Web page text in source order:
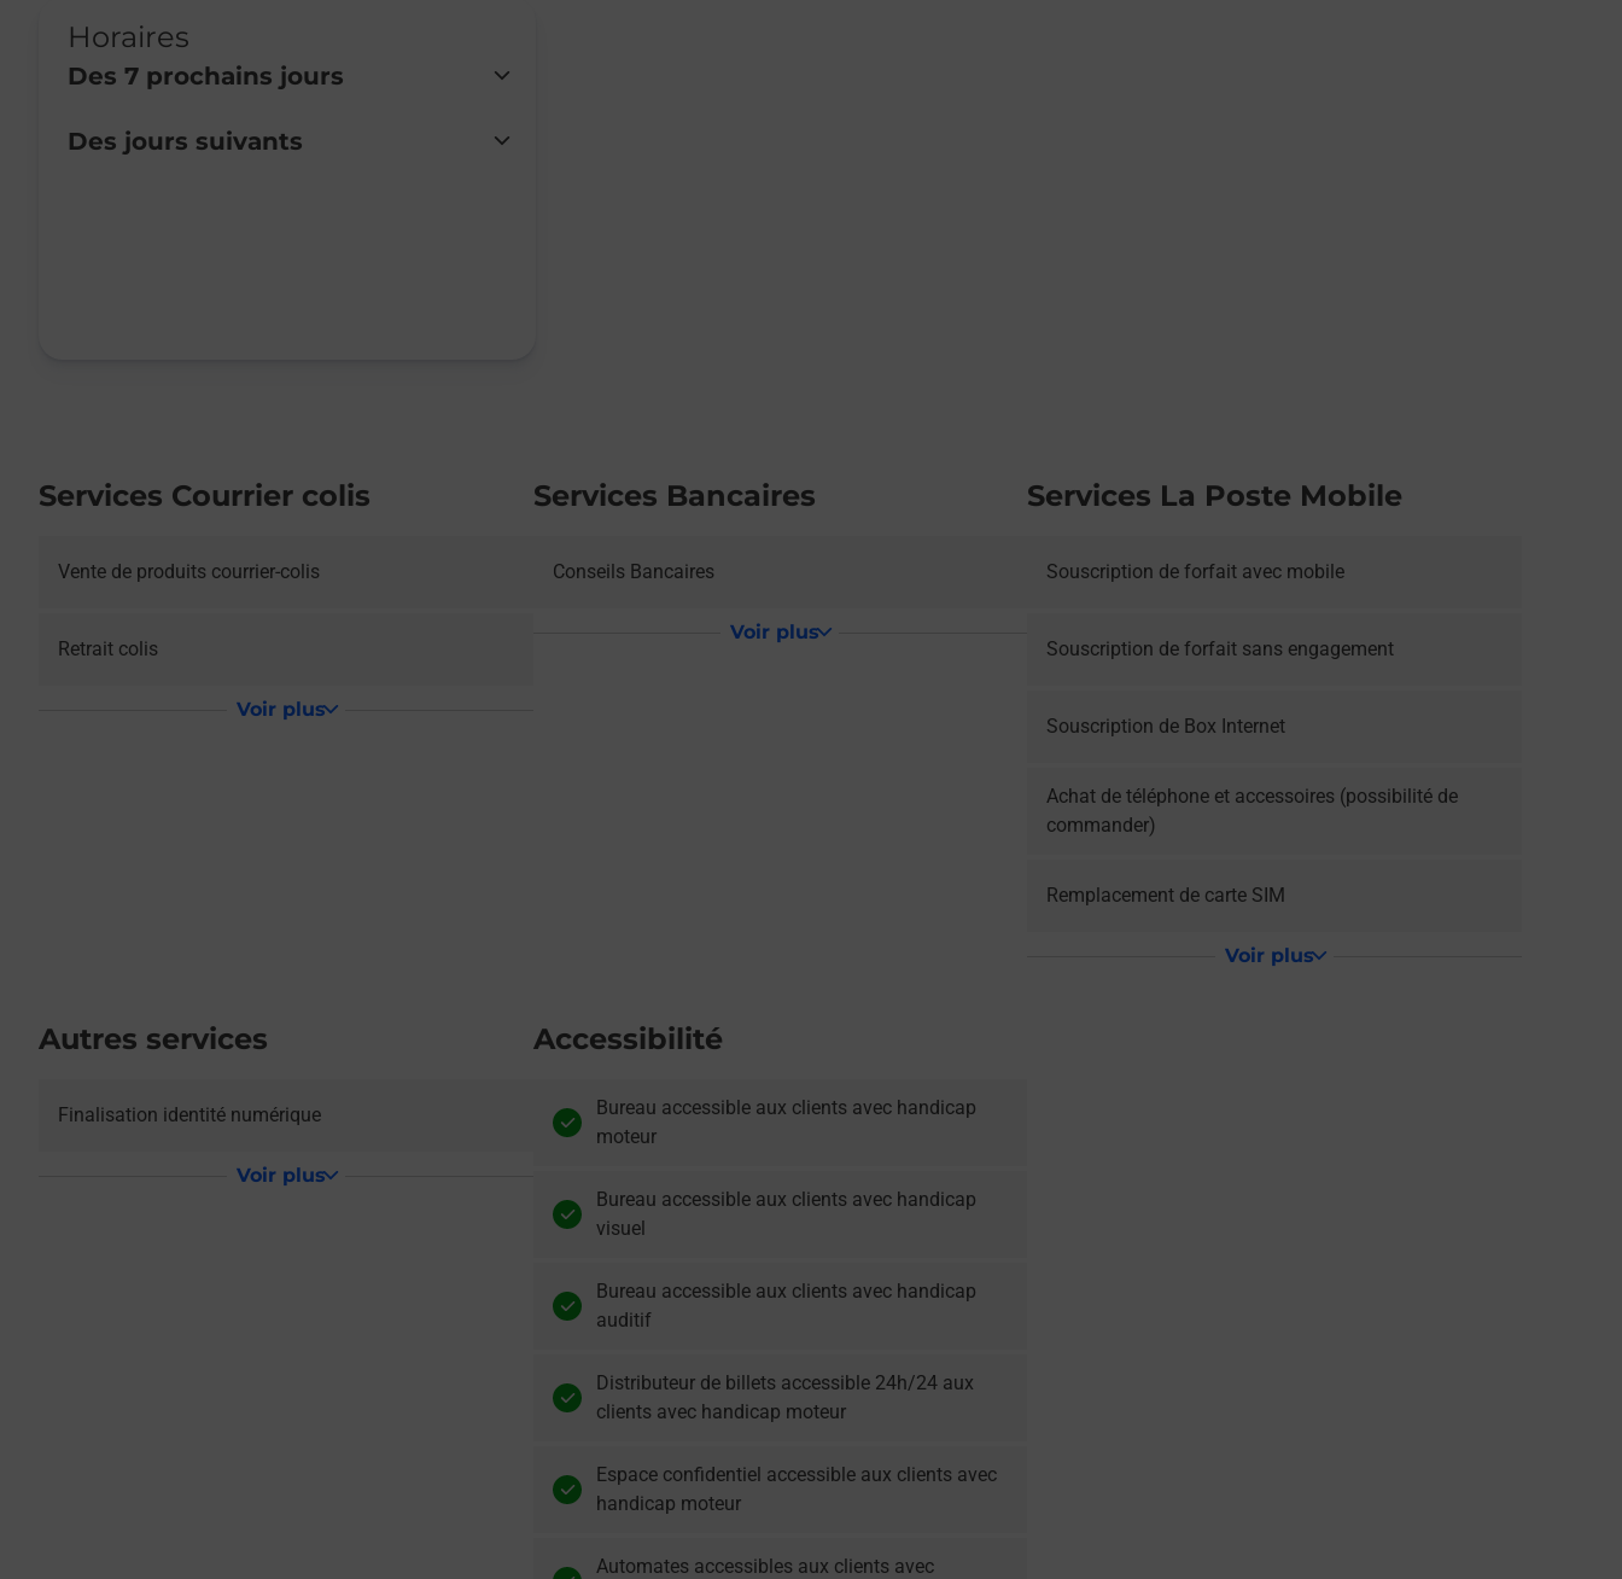
Horaires
Des 7 prochains jours
Lundi
Fermé
Des jours suivants
Services Courrier colis
Vente de produits courrier-colis
Retrait colis
Voir plus
Services Bancaires
Conseils Bancaires
Voir plus
Services La Poste Mobile
Souscription de forfait avec mobile
Souscription de forfait sans engagement
Souscription de Box Internet
Achat de téléphone et accessoires (possibilité de
commander)
Remplacement de carte SIM
Voir plus
Autres services
Finalisation identité numérique
Voir plus
Accessibilité
Bureau accessible aux clients avec handicap
moteur
Bureau accessible aux clients avec handicap
visuel
Bureau accessible aux clients avec handicap
auditif
Distributeur de billets accessible 24h/24 aux
clients avec handicap moteur
Espace confidentiel accessible aux clients avec
handicap moteur
Automates accessibles aux clients avec